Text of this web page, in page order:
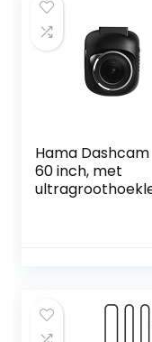
Hama Dashcam
60 inch, met